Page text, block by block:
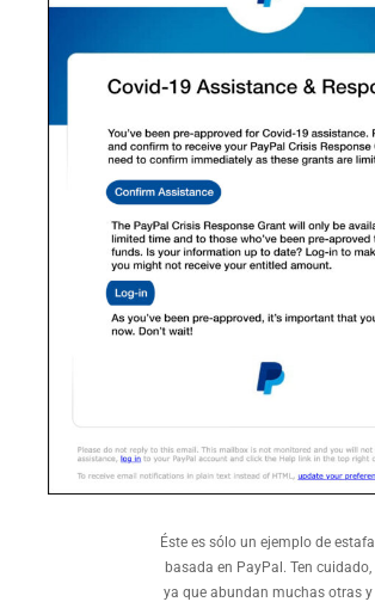
Éste es sólo un ejemplo de estafa
basada en PayPal. Ten cuidado,
ya que abundan muchas otras y